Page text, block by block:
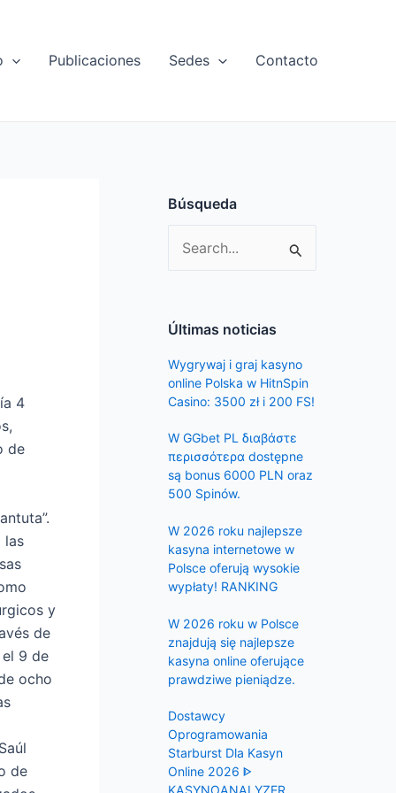
Publicaciones Sedes Contacto
4
de
las
y
de
9 de
ocho
de
Búsqueda
r
f
:
Últimas noticias
Wygrywaj i graj kasyno
online Polska w HitnSpin
Casino: 3500 zł i 200 FS!
W GGbet PL διαβάστε
περισσότερα dostępne
są bonus 6000 PLN oraz
500 Spinów.
W 2026 roku najlepsze
kasyna internetowe w
Polsce oferują wysokie
wypłaty! RANKING
W 2026 roku w Polsce
znajdują się najlepsze
kasyna online oferujące
prawdziwe pieniądze.
Dostawcy
Oprogramowania
Starburst Dla Kasyn
Online 2026 ᐈ
KASYNOANALYZER